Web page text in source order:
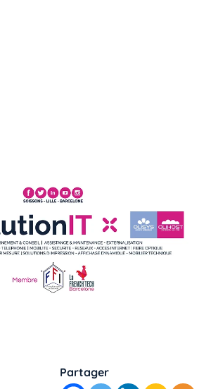
Partager